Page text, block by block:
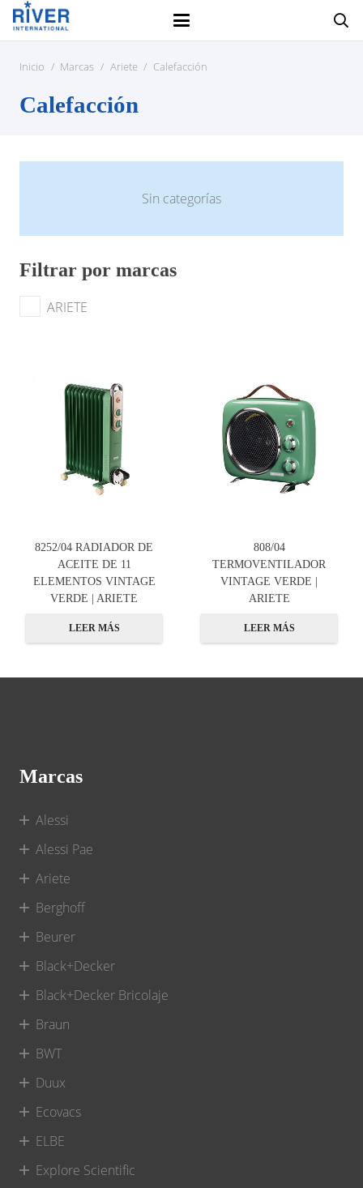
Inicio / Marcas / Ariete / Calefacción
Calefacción
Sin categorías
Filtrar por marcas
ARIETE
8252/04 RADIADOR DE
ACEITE DE 11
ELEMENTOS VINTAGE
VERDE | ARIETE
LEER MÁS
808/04
TERMOVENTILADOR
VINTAGE VERDE |
ARIETE
LEER MÁS
Marcas
Alessi
Alessi Pae
Ariete
Berghoff
Beurer
Black+Decker
Black+Decker Bricolaje
Braun
BWT
Duux
Ecovacs
ELBE
Explore Scientific